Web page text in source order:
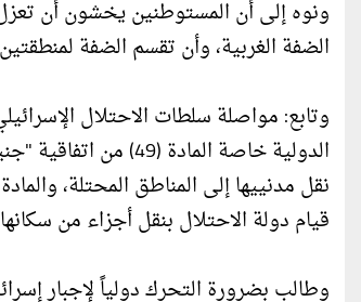
ونوه إلى أن المستوطنين يخشون أن
الضفة الغربية، وأن تقسم الضفة
وتابع: مواصلة سلطات الاحتلال
قيام دولة الاحتلال بنقل أجزاء من
وطالب بضرورة التحرك دولياً لإجبار